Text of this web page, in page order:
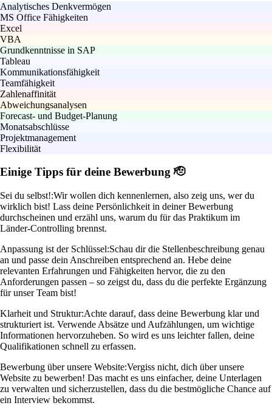
Analytisches Denkvermögen
MS Office Fähigkeiten
Excel
VBA
Grundkenntnisse in SAP
Tableau
Kommunikationsfähigkeit
Teamfähigkeit
Zahlenaffinität
Abweichungsanalysen
Forecast- und Budget-Planung
Monatsabschlüsse
Projektmanagement
Flexibilität
Einige Tipps für deine Bewerbung 🫡
Sei du selbst!:Wir wollen dich kennenlernen, also zeig uns, wer du
wirklich bist! Lass deine Persönlichkeit in deiner Bewerbung
durchscheinen und erzähl uns, warum du für das Praktikum im
Länder-Controlling brennst.
Anpassung ist der Schlüssel:Schau dir die Stellenbeschreibung genau
an und passe dein Anschreiben entsprechend an. Hebe deine
relevanten Erfahrungen und Fähigkeiten hervor, die zu den
Anforderungen passen – so zeigst du, dass du die perfekte Ergänzung
für unser Team bist!
Klarheit und Struktur:Achte darauf, dass deine Bewerbung klar und
strukturiert ist. Verwende Absätze und Aufzählungen, um wichtige
Informationen hervorzuheben. So wird es uns leichter fallen, deine
Qualifikationen schnell zu erfassen.
Bewerbung über unsere Website:Vergiss nicht, dich über unsere
Website zu bewerben! Das macht es uns einfacher, deine Unterlagen
zu verwalten und sicherzustellen, dass du die bestmögliche Chance auf
ein Interview bekommst.